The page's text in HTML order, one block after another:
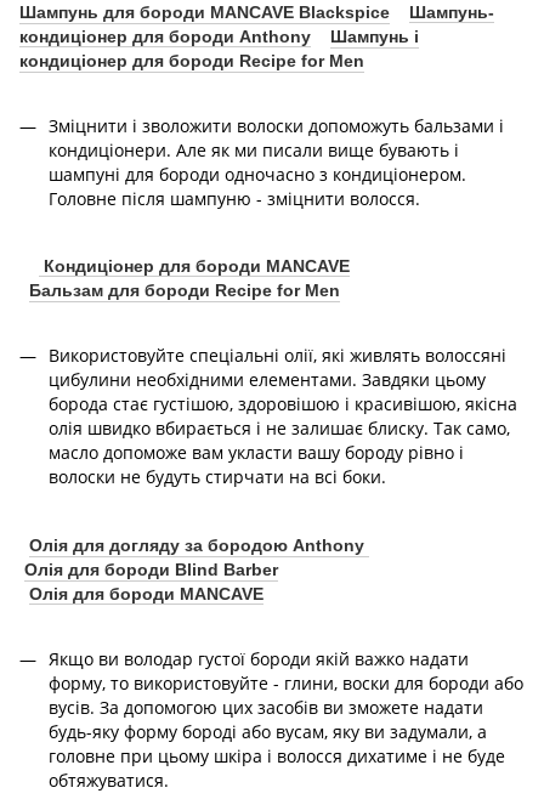
Шампунь для бороди MANCAVE Blackspice
Шампунь-
кондиціонер для бороди Anthony
Шампунь і
кондиціонер для бороди Recipe for Men
Зміцнити і зволожити волоски допоможуть бальзами і
кондиціонери. Але як ми писали вище бувають і
шампуні для бороди одночасно з кондиціонером.
Головне після шампуню - зміцнити волосся.
Кондиціонер для бороди MANCAVE
Бальзам для бороди Recipe for Men
Використовуйте спеціальні олії, які живлять волоссяні
цибулини необхідними елементами. Завдяки цьому
борода стає густішою, здоровішою і красивішою, якісна
олія швидко вбирається і не залишає блиску. Так само,
масло допоможе вам укласти вашу бороду рівно і
волоски не будуть стирчати на всі боки.
Олія для догляду за бородою Anthony
Олія для бороди Blind Barber
Олія для бороди MANCAVE
Якщо ви володар густої бороди якій важко надати
форму, то використовуйте - глини, воски для бороди або
вусів. За допомогою цих засобів ви зможете надати
будь-яку форму бороді або вусам, яку ви задумали, а
головне при цьому шкіра і волосся дихатиме і не буде
обтяжуватися.